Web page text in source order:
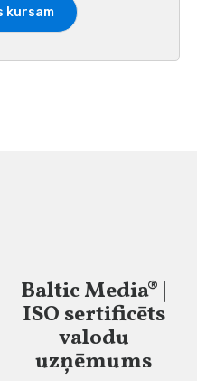
Baltic Media® |
ISO sertificēts
valodu
uzņēmums